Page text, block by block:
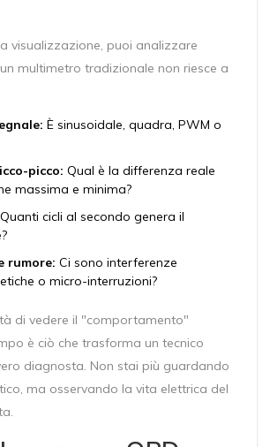
visualizzazione, puoi analizzare
multimetro tradizionale non riesce a
È sinusoidale, quadra, PWM o
picco: Qual è la differenza reale
massima e minima?
Quanti cicli al secondo genera il
rumore: Ci sono interferenze
o micro-interruzioni?
di vedere il "comportamento"
è ciò che trasforma un tecnico
diagnosta. Non stai più guardando
ma osservando la vita elettrica del